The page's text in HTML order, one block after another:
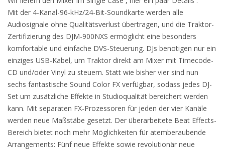
Mit der 4-Kanal-96-kHz/24-Bit-Soundkarte werden alle
Audiosignale ohne Qualitätsverlust übertragen, und die Traktor-
Zertifizierung des DJM-900NXS ermöglicht eine besonders
komfortable und einfache DVS-Steuerung. DJs benötigen nur ein
einziges USB-Kabel, um Traktor direkt am Mixer mit Timecode-
CD und/oder Vinyl zu steuern. Statt wie bisher vier sind nun
sechs fantastische Sound Color FX verfügbar, sodass jedes DJ-
Set um zusätzliche Effekte in Studioqualität bereichert werden
kann. Mit separaten FX-Prozessoren für jeden der vier Kanäle
werden neue Maßstäbe gesetzt. Der überarbeitete Beat Effects-
Bereich bietet noch mehr Möglichkeiten für atemberaubende
Arrangements: Fünf neue Effekte sowie revolutionär neue